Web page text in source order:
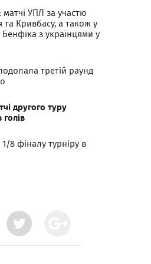
УПЛ за участю
Кривбасу, а також у
Бенфіка з українцями у
третій раунд
другого туру
8 фіналу турніру в